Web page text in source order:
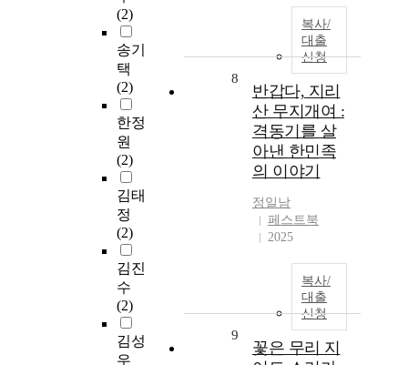
(2)
송기
택
(2)
한정
원
(2)
김태
정
(2)
김진
수
(2)
김성
우
복사/
대출
신청
8
반갑다, 지리
산 무지개여 :
격동기를 살
아낸 한민족
의 이야기
정일남
페스트북
2025
복사/
대출
신청
9
꽃은 무리 지